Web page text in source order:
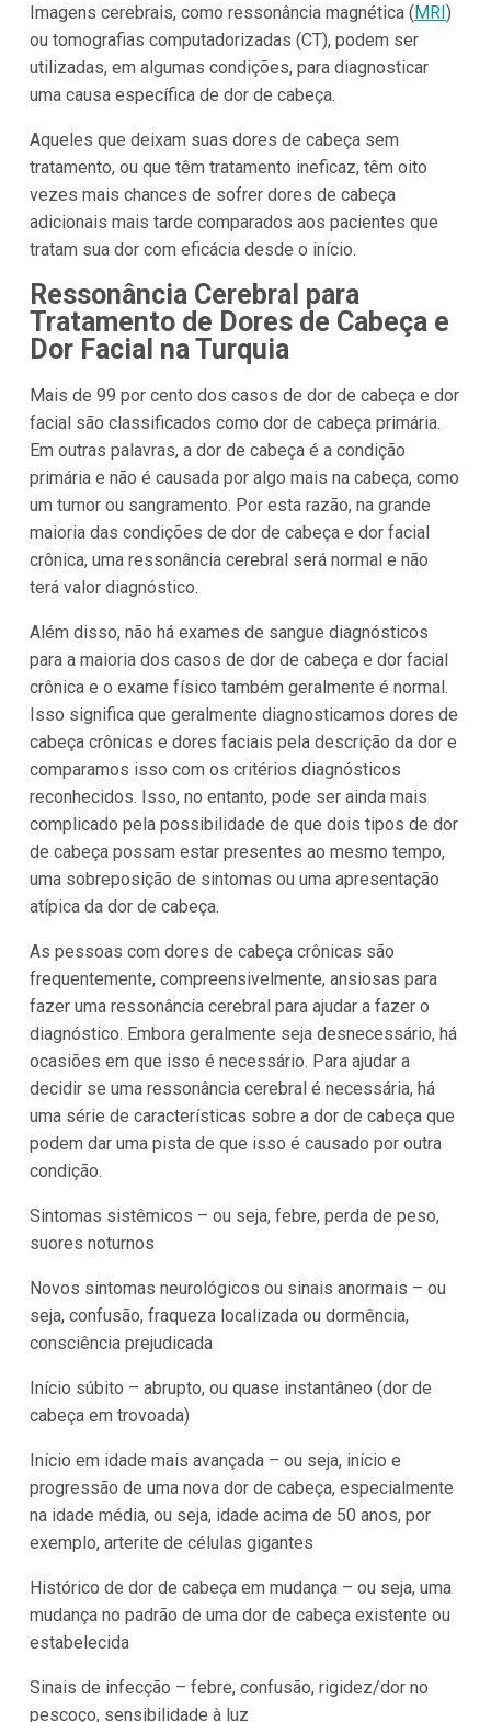
Imagens cerebrais, como ressonância magnética (MRI)
ou tomografias computadorizadas (CT), podem ser
utilizadas, em algumas condições, para diagnosticar
uma causa específica de dor de cabeça.
Aqueles que deixam suas dores de cabeça sem
tratamento, ou que têm tratamento ineficaz, têm oito
vezes mais chances de sofrer dores de cabeça
adicionais mais tarde comparados aos pacientes que
tratam sua dor com eficácia desde o início.
Ressonância Cerebral para
Tratamento de Dores de Cabeça e
Dor Facial na Turquia
Mais de 99 por cento dos casos de dor de cabeça e dor
facial são classificados como dor de cabeça primária.
Em outras palavras, a dor de cabeça é a condição
primária e não é causada por algo mais na cabeça, como
um tumor ou sangramento. Por esta razão, na grande
maioria das condições de dor de cabeça e dor facial
crônica, uma ressonância cerebral será normal e não
terá valor diagnóstico.
Além disso, não há exames de sangue diagnósticos
para a maioria dos casos de dor de cabeça e dor facial
crônica e o exame físico também geralmente é normal.
Isso significa que geralmente diagnosticamos dores de
cabeça crônicas e dores faciais pela descrição da dor e
comparamos isso com os critérios diagnósticos
reconhecidos. Isso, no entanto, pode ser ainda mais
complicado pela possibilidade de que dois tipos de dor
de cabeça possam estar presentes ao mesmo tempo,
uma sobreposição de sintomas ou uma apresentação
atípica da dor de cabeça.
As pessoas com dores de cabeça crônicas são
frequentemente, compreensivelmente, ansiosas para
fazer uma ressonância cerebral para ajudar a fazer o
diagnóstico. Embora geralmente seja desnecessário, há
ocasiões em que isso é necessário. Para ajudar a
decidir se uma ressonância cerebral é necessária, há
uma série de características sobre a dor de cabeça que
podem dar uma pista de que isso é causado por outra
condição.
Sintomas sistêmicos – ou seja, febre, perda de peso,
suores noturnos
Novos sintomas neurológicos ou sinais anormais – ou
seja, confusão, fraqueza localizada ou dormência,
consciência prejudicada
Início súbito – abrupto, ou quase instantâneo (dor de
cabeça em trovoada)
Início em idade mais avançada – ou seja, início e
progressão de uma nova dor de cabeça, especialmente
na idade média, ou seja, idade acima de 50 anos, por
exemplo, arterite de células gigantes
Histórico de dor de cabeça em mudança – ou seja, uma
mudança no padrão de uma dor de cabeça existente ou
estabelecida
Sinais de infecção – febre, confusão, rigidez/dor no
pescoço, sensibilidade à luz